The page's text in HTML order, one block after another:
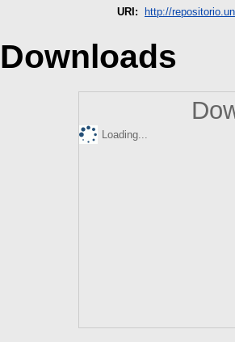
URI:
http://
Downloads
Loading...